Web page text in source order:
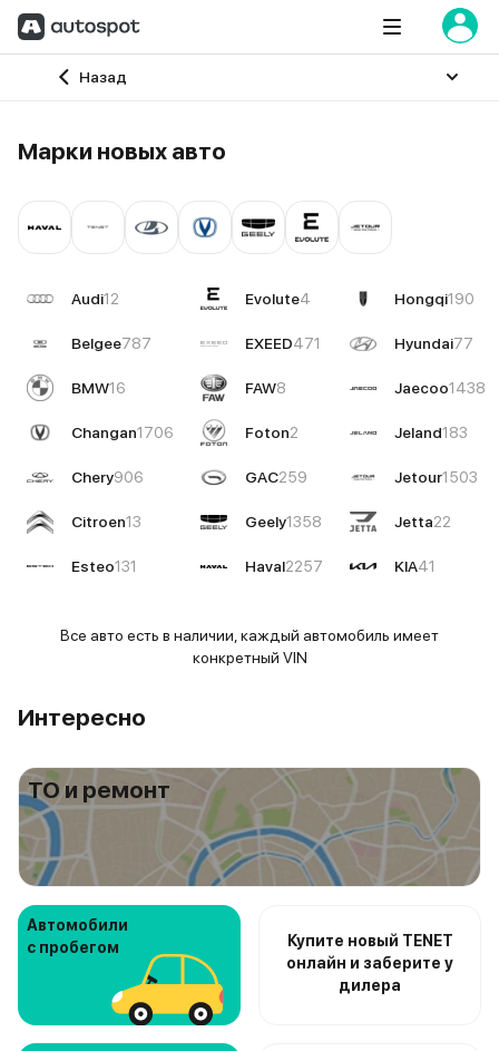
Назад
Главная
Марки новых авто
Audi12
Belgee787
BMW16
Changan1706
Chery906
Citroen13
Esteo131
Evolute4
EXEED471
FAW8
Foton2
GAC259
Geely1358
Haval2257
Hongqi190
Hyundai77
Jaecoo1438
Jeland183
Jetour1503
Jetta22
KIA41
Все авто есть в наличии, каждый автомобиль имеет
конкретный VIN
Интересно
ТО и ремонт
Автомобили
с пробегом
Купите новый TENET
онлайн и заберите у
дилера